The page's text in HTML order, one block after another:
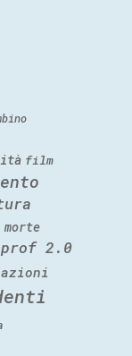
film
morte
prof 2.0